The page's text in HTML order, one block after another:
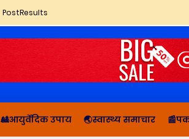
PostResults
🎎आयुर्वेदिक उपाय 🌏स्वास्थ्य समाचार